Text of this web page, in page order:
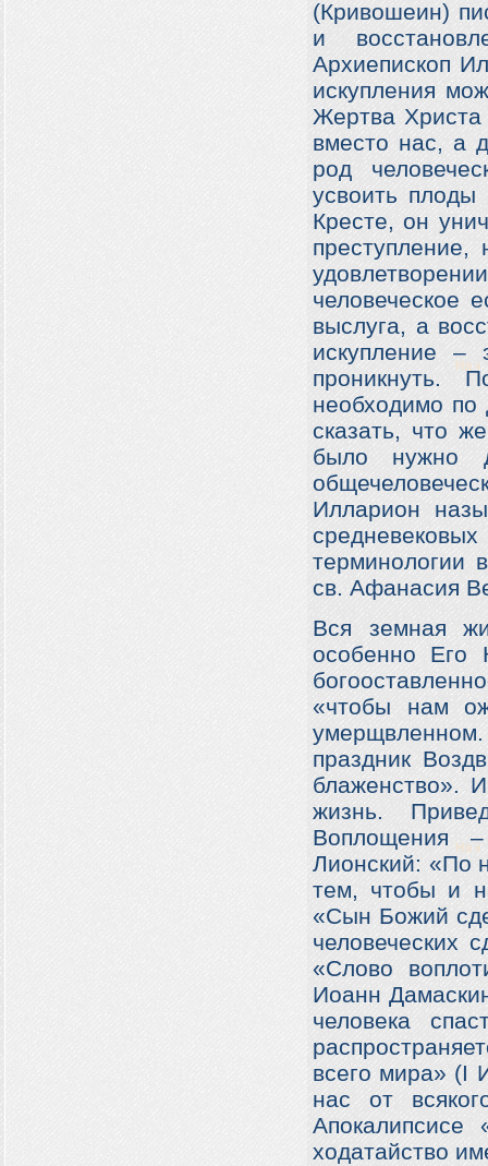
(Кривошеин)
и
Архиепископ
искупления
Жертва
вместо нас, а
род
усвоить
Кресте, он
человеческое
выслуга, а
искупление
проникнуть.
необходимо
сказать, что
было нужно
Илларион
терминологии
св. Афанасия
Вся земная
особенно Его
«чтобы нам
праздник
блаженство».
жизнь.
Воплощения
Лионский: «По
тем, чтобы и
«Сын Божий
человеческих
«Слово
Иоанн
человека
всего мира» (I
нас от
ходатайство